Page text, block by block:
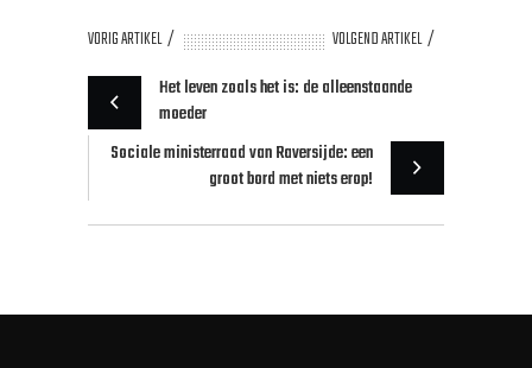
VORIG ARTIKEL
VOLGEND ARTIKEL
Het leven zoals het is: de alleenstaande
moeder
Sociale ministerraad van Raversijde: een
groot bord met niets erop!